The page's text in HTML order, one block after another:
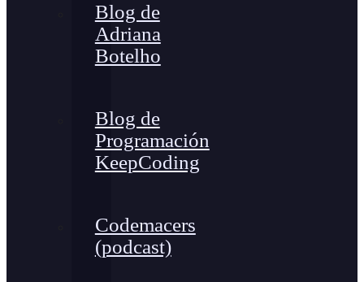
Blog de
Adriana
Botelho
Blog de
Programación
KeepCoding
Codemacers
(podcast)